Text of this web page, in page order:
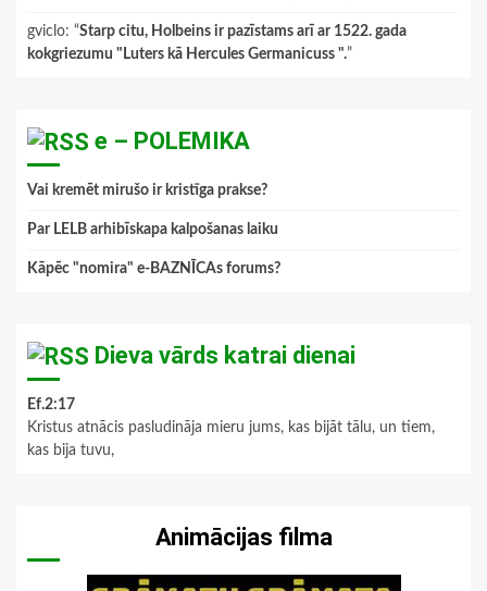
gviclo: “Starp citu, Holbeins ir pazīstams arī ar 1522. gada
kokgriezumu "Luters kā Hercules Germanicuss ".”
e – POLEMIKA
Vai kremēt mirušo ir kristīga prakse?
Par LELB arhibīskapa kalpošanas laiku
Kāpēc "nomira" e-BAZNĪCAs forums?
Dieva vārds katrai dienai
Ef.2:17
Kristus atnācis pasludināja mieru jums, kas bijāt tālu, un tiem,
kas bija tuvu,
Animācijas filma